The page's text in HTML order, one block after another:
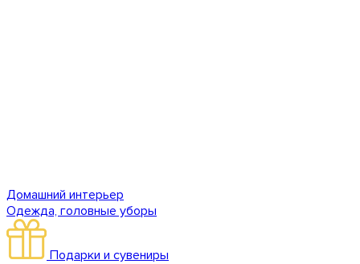
Домашний интерьер
Одежда, головные уборы
Подарки и сувениры